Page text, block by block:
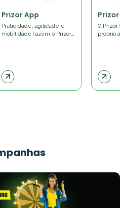
Prizor App
Praticidade, agilidade e
mobilidade fazem o Prizor…
Prizor
O Prizor
próprio